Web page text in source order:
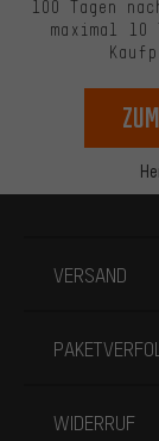
100 Tagen
maximal 10
VERSAND
WIDERRUF